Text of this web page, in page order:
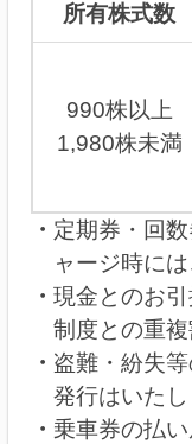
所有株式数
990株以上
1,980株未満
定期券・回
ャージ時に
現金とのお
制度との重複
盗難・紛失
発行はいたし
乗車券の払